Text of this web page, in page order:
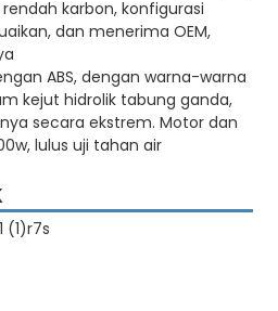
karbon, konfigurasi
dan menerima OEM,
ABS, dengan warna-warna
kejut hidrolik tabung ganda,
secara ekstrem. Motor dan
lulus uji tahan air